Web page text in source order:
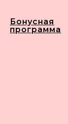
Бонусная
программа